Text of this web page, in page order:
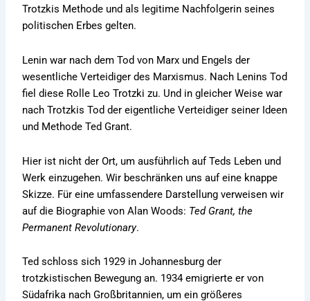
Trotzkis Methode und als legitime Nachfolgerin seines
politischen Erbes gelten.
Lenin war nach dem Tod von Marx und Engels der
wesentliche Verteidiger des Marxismus. Nach Lenins Tod
fiel diese Rolle Leo Trotzki zu. Und in gleicher Weise war
nach Trotzkis Tod der eigentliche Verteidiger seiner Ideen
und Methode Ted Grant.
Hier ist nicht der Ort, um ausführlich auf Teds Leben und
Werk einzugehen. Wir beschränken uns auf eine knappe
Skizze. Für eine umfassendere Darstellung verweisen wir
auf die Biographie von Alan Woods: Ted Grant, the
Permanent Revolutionary.
Ted schloss sich 1929 in Johannesburg der
trotzkistischen Bewegung an. 1934 emigrierte er von
Südafrika nach Großbritannien, um ein größeres